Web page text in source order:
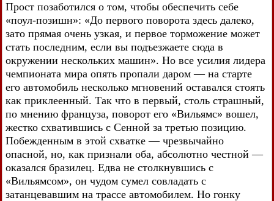
Прост позаботился о том, чтобы обеспечить себе
«поул-позишн»: «До первого поворота здесь далеко,
зато прямая очень узкая, и первое торможение может
стать последним, если вы подъезжаете сюда в
окружении нескольких машин». Но все усилия лидера
чемпионата мира опять пропали даром — на старте
его автомобиль несколько мгновений оставался стоять
как приклеенный. Так что в первый, столь страшный,
по мнению француза, поворот его «Вильямс» вошел,
жестко схватившись с Сенной за третью позицию.
Побежденным в этой схватке — чрезвычайно
опасной, но, как признали оба, абсолютно честной —
оказался бразилец. Едва не столкнувшись с
«Вильямсом», он чудом сумел совладать с
затанцевавшим на трассе автомобилем. Но гонку